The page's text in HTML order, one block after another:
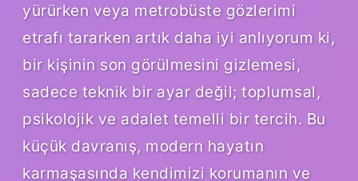
yürürken veya metrobüste gözlerimi
etrafı tararken artık daha iyi anlıyorum ki,
bir kişinin son görülmesini gizlemesi,
sadece teknik bir ayar değil; toplumsal,
psikolojik ve adalet temelli bir tercih. Bu
küçük davranış, modern hayatın
karmaşasında kendimizi korumanın ve